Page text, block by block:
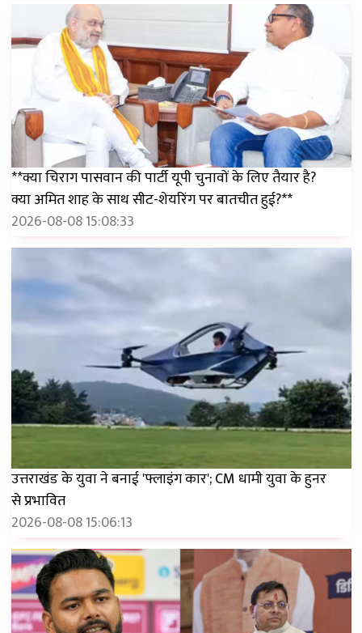
**क्या चिराग पासवान की पार्टी यूपी चुनावों के लिए तैयार है?
क्या अमित शाह के साथ सीट-शेयरिंग पर बातचीत हुई?**
2026-08-08 15:08:33
उत्तराखंड के युवा ने बनाई 'फ्लाइंग कार'; CM धामी युवा के हुनर ​​
से प्रभावित
2026-08-08 15:06:13